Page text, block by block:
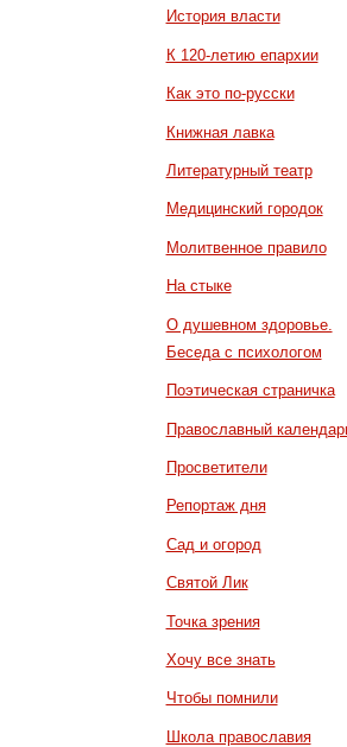
История власти
К 120-летию епархии
Как это по-русски
Книжная лавка
Литературный театр
Медицинский городок
Молитвенное правило
На стыке
О душевном здоровье.
Беседа с психологом
Поэтическая страничка
Православный
Просветители
Репортаж дня
Сад и огород
Святой Лик
Точка зрения
Хочу все знать
Чтобы помнили
Школа православия